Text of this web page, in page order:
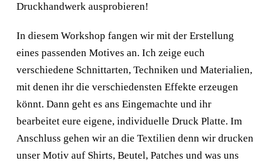
Druckhandwerk ausprobieren!
In diesem Workshop fangen wir mit der Erstellung
eines passenden Motives an. Ich zeige euch
verschiedene Schnittarten, Techniken und Materialien,
mit denen ihr die verschiedensten Effekte erzeugen
könnt. Dann geht es ans Eingemachte und ihr
bearbeitet eure eigene, individuelle Druck Platte. Im
Anschluss gehen wir an die Textilien denn wir drucken
unser Motiv auf Shirts, Beutel, Patches und was uns